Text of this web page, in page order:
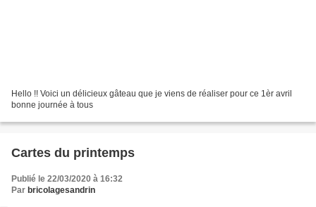
Hello !! Voici un délicieux gâteau que je viens de réaliser pour ce 1èr avril
bonne journée à tous
Cartes du printemps
Publié le 22/03/2020 à 16:32
Par bricolagesandrin